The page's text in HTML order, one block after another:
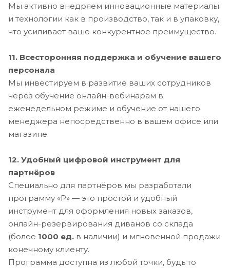
Мы активно внедряем инновационные материалы
и технологии как в производство, так и в упаковку,
что усиливает ваше конкурентное преимущество.
11. Всесторонняя поддержка и обучение вашего
персонала
Мы инвестируем в развитие ваших сотрудников
через обучение онлайн-вебинарам в
еженедельном режиме и обучение от нашего
менеджера непосредственно в вашем офисе или
магазине.
12. Удобный цифровой инструмент для
партнёров
Специально для партнёров мы разработали
программу «Р» — это простой и удобный
инструмент для оформления новых заказов,
онлайн-резервирования диванов со склада
(более 1000 ед. в наличии) и мгновенной продажи
конечному клиенту.
Программа доступна из любой точки, будь то